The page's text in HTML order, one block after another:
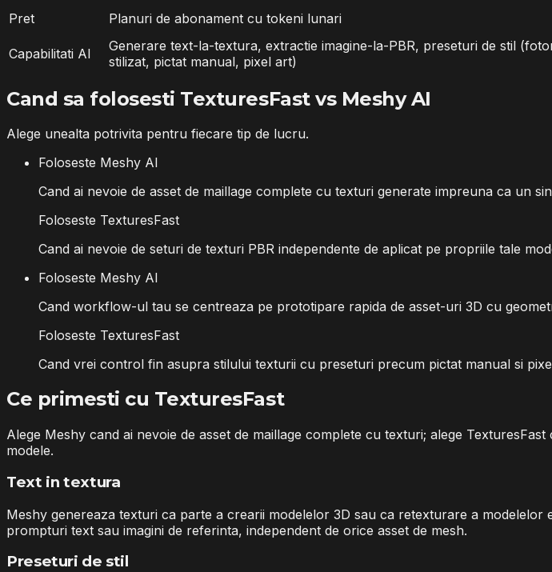
Pret
Planuri de abonament cu tokeni lunari
Capabilitati AI
Generare text-la-textura, extractie imagine-la-PBR, preseturi de stil
stilizat, pictat manual, pixel art)
Cand sa folosesti TexturesFast vs Meshy AI
Alege unealta potrivita pentru fiecare tip de lucru.
Foloseste Meshy AI
Cand ai nevoie de asset de maillage complete cu texturi generate impreuna ca un
Foloseste TexturesFast
Cand ai nevoie de seturi de texturi PBR independente de aplicat pe propriile tale
Foloseste Meshy AI
Cand workflow-ul tau se centreaza pe prototipare rapida de asset-uri 3D cu
Foloseste TexturesFast
Cand vrei control fin asupra stilului texturii cu preseturi precum pictat manual si
Ce primesti cu TexturesFast
Alege Meshy cand ai nevoie de asset de maillage complete cu texturi; alege
modele.
Text in textura
Meshy genereaza texturi ca parte a crearii modelelor 3D sau ca retexturare a modelelor
prompturi text sau imagini de referinta, independent de orice asset de mesh.
Preseturi de stil